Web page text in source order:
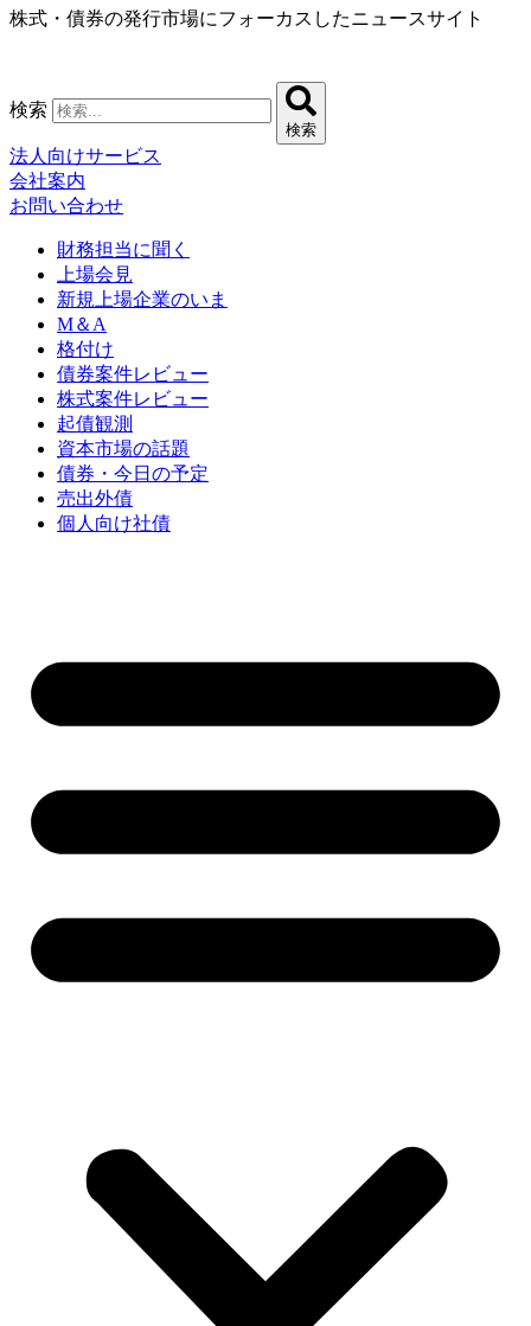
コ
ツ
に
ス
キ
ッ
株式・債券の発行市場にフォーカスしたニュースサイト
検索
検索
法人向けサービス
会社案内
お問い合わせ
財務担当に聞く
上場会見
新規上場企業のいま
M＆A
格付け
債券案件レビュー
株式案件レビュー
起債観測
資本市場の話題
債券・今日の予定
売出外債
個人向け社債